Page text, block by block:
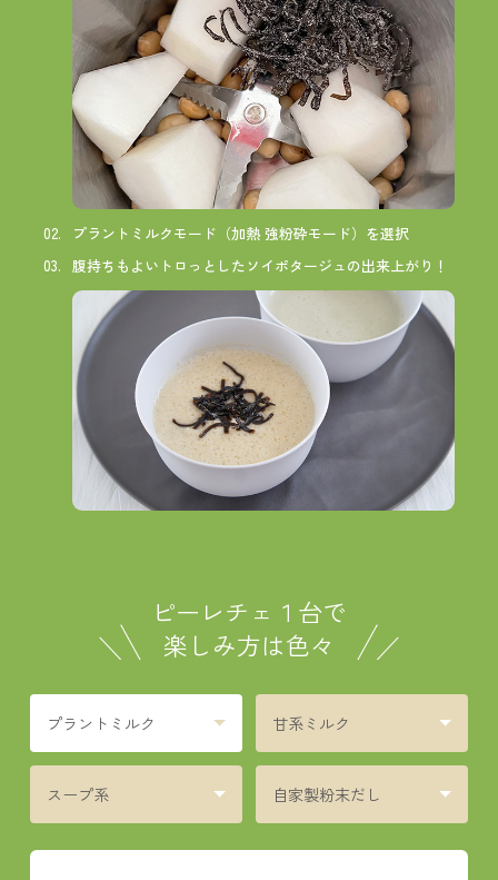
プラントミルクモード（加熱 強粉砕モード）を選択
腹持ちもよいトロっとしたソイポタージュの出来上がり！
ピーレチェ１台で
楽しみ方は色々
プラントミルク 甘系ミルク
スープ系 自家製粉末だし